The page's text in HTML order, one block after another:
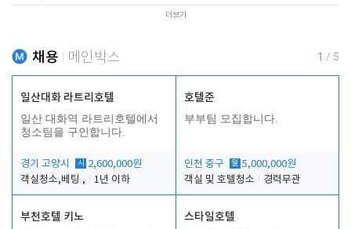
더보기
채용 메인박스 1 / 5
일산대화 라트리호텔
일산 대화역 라트리호텔에서
청소팀을 구인합니다.
경기 고양시 시
2,600,000원
객실청소,베팅 ,
1년 이하
호텔준
부부팀 모집합니다.
인천 중구 월 5,000,000원
객실 및 호텔청소
경력무관
부천호텔 키노 스타일호텔